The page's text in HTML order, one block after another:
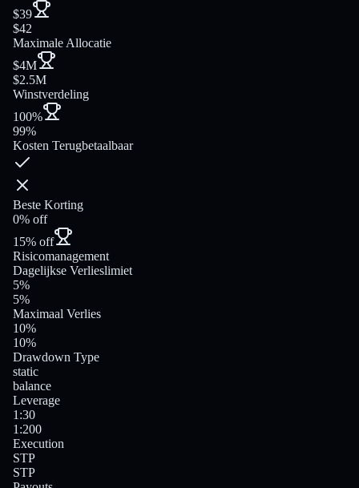
$39
$42
Maximale Allocatie
$4M
$2.5M
Winstverdeling
100%
99%
Kosten Terugbetaalbaar
Beste Korting
0% off
15% off
Risicomanagement
Dagelijkse Verlieslimiet
5%
5%
Maximaal Verlies
10%
10%
Drawdown Type
static
balance
Leverage
1:30
1:200
Execution
STP
STP